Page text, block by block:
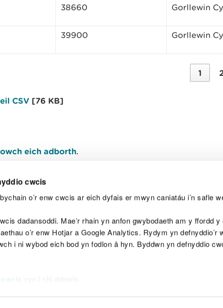
cwcis
o’r enw cwcis ar eich dyfais er mwyn caniatáu i’n safle
dadansoddi. Mae’r rhain yn anfon gwybodaeth am y ffordd y
o’r enw Hotjar a Google Analytics. Rydym yn defnyddio’r
i ni wybod eich bod yn fodlon â hyn. Byddwn yn defnyddio
38660 Gorllewin
39900 Gorllewin
1
CSV [76 KB]
eich adborth.